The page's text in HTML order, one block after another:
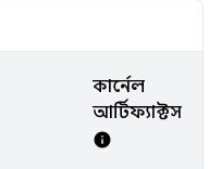
কার্নেল
আর্টিফ্যাক্টস
info